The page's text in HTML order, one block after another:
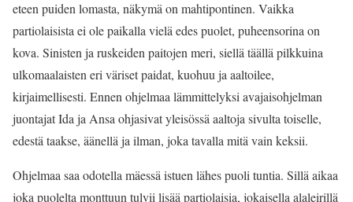
eteen puiden lomasta, näkymä on mahtipontinen. Vaikka
partiolaisista ei ole paikalla vielä edes puolet, puheensorina on
kova. Sinisten ja ruskeiden paitojen meri, siellä täällä pilkkuina
ulkomaalaisten eri väriset paidat, kuohuu ja aaltoilee,
kirjaimellisesti. Ennen ohjelmaa lämmittelyksi avajaisohjelman
juontajat Ida ja Ansa ohjasivat yleisössä aaltoja sivulta toiselle,
edestä taakse, äänellä ja ilman, joka tavalla mitä vain keksii.
Ohjelmaa saa odotella mäessä istuen lähes puoli tuntia. Sillä aikaa
joka puolelta monttuun tulvii lisää partiolaisia, jokaisella alaleirillä